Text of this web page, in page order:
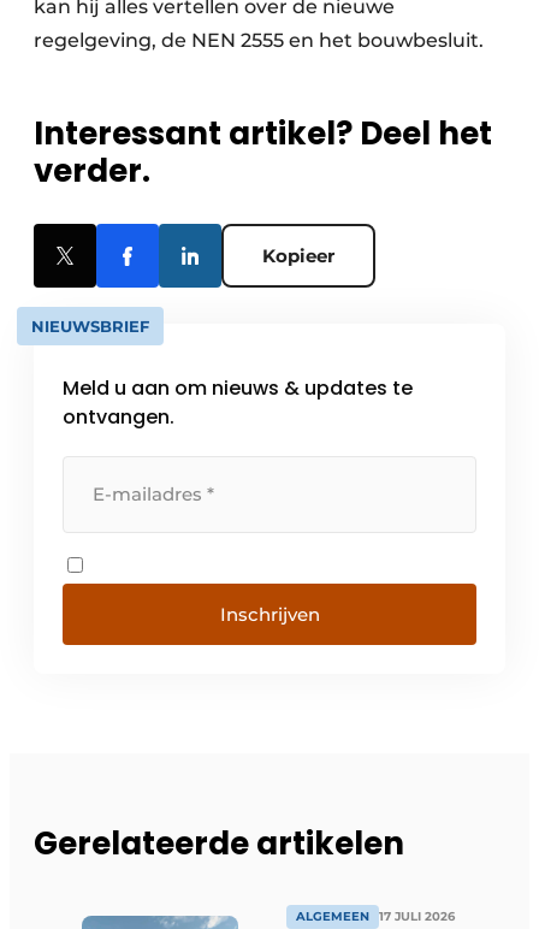
kan hij alles vertellen over de nieuwe
regelgeving, de NEN 2555 en het bouwbesluit.
Interessant artikel? Deel het
verder.
Kopieer
NIEUWSBRIEF
Meld u aan om nieuws & updates te
ontvangen.
Inschrijven
Gerelateerde artikelen
ALGEMEEN 17 JULI 2026